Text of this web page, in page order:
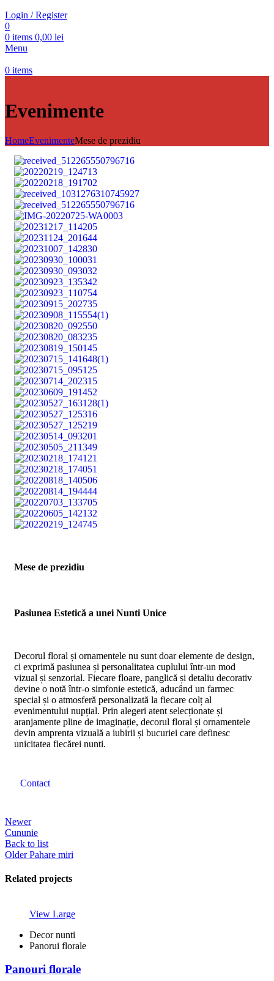
Login / Register
0
0 items 0,00 lei
Menu
0 items
Evenimente
HomeEvenimenteMese de prezidiu
Mese de prezidiu
Pasiunea Estetică a unei Nunti Unice
Decorul floral și ornamentele nu sunt doar elemente de design,
ci exprimă pasiunea și personalitatea cuplului într-un mod
vizual și senzorial. Fiecare floare, panglică și detaliu decorativ
devine o notă într-o simfonie estetică, aducând un farmec
special și o atmosferă personalizată la fiecare colț al
evenimentului nupțial. Prin alegeri atent selecționate și
aranjamente pline de imaginație, decorul floral și ornamentele
devin amprenta vizuală a iubirii și bucuriei care definesc
unicitatea fiecărei nunti.
Contact
Newer
Cununie
Back to list
Older Pahare miri
Related projects
View Large
Decor nunti
Panorui florale
Panouri florale